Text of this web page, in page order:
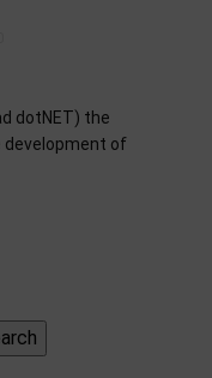
dotNET) the
of